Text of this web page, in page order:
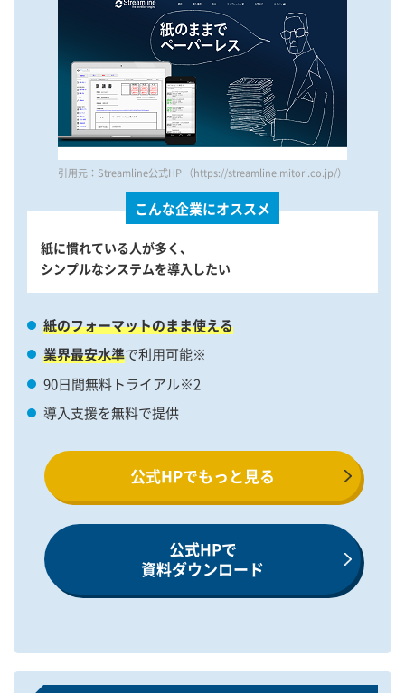
引用元：Streamline公式HP （https://streamline.mitori.co.jp/）
こんな企業にオススメ
紙に慣れている人が多く、
シンプルなシステムを導入したい
紙のフォーマットのまま使える
業界最安⽔準で利⽤可能※
90日間無料トライアル※2
導入支援を無料で提供
公式HPでもっと見る
公式HPで
資料ダウンロード